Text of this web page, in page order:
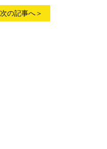
次の記事へ＞